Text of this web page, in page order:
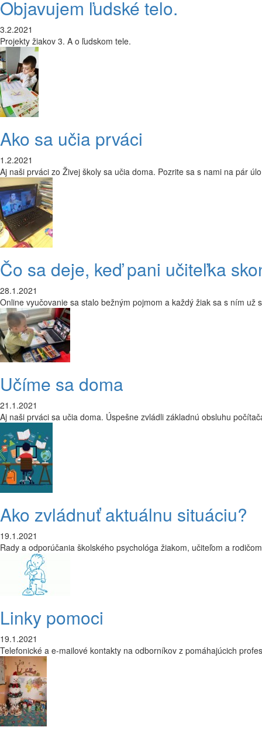
Objavujem ľudské telo.
3.2.2021
Projekty žiakov 3. A o ľudskom tele.
Ako sa učia prváci
1.2.2021
Aj naši prváci zo Živej školy sa učia doma. Pozrite sa s nami na pár
Čo sa deje, keď pani učiteľka
28.1.2021
Online vyučovanie sa stalo bežným pojmom a každý žiak sa s ním už
Učíme sa doma
21.1.2021
Aj naši prváci sa učia doma. Úspešne zvládli základnú obsluhu
Ako zvládnuť aktuálnu situáciu?
19.1.2021
Rady a odporúčania školského psychológa žiakom, učiteľom a
Linky pomoci
19.1.2021
Telefonické a e-mailové kontakty na odborníkov z pomáhajúcich